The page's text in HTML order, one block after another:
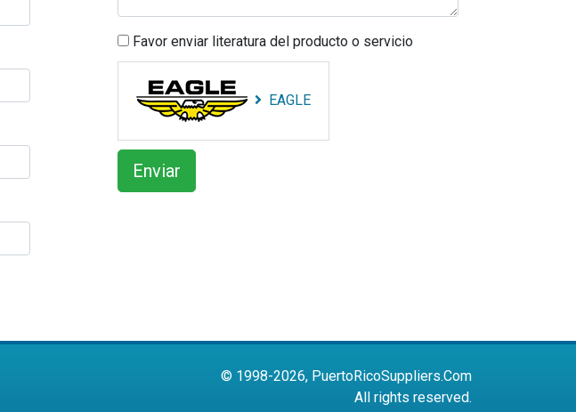
Favor enviar literatura del producto o servicio
EAGLE
© 1998-2026, PuertoRicoSuppliers.Com
All rights reserved.